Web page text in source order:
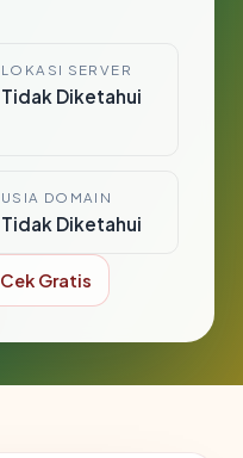
LOKASI SERVER
Tidak Diketahui
USIA DOMAIN
Tidak Diketahui
Cek Gratis